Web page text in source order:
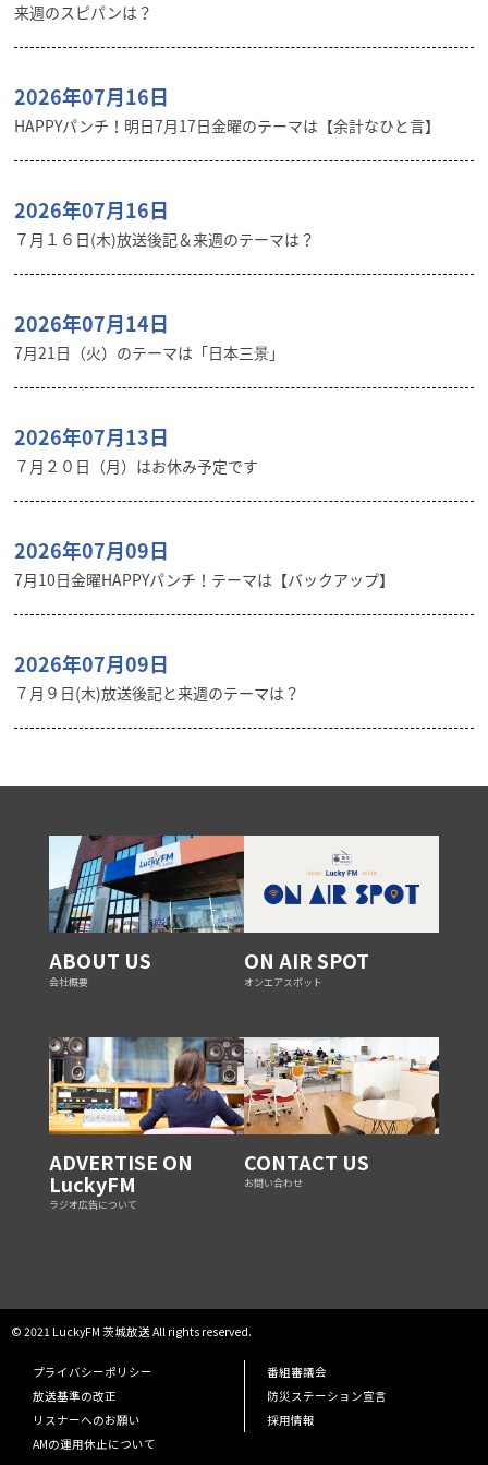
来週のスピパンは？
2026年07月16日
HAPPYパンチ！明日7月17日金曜のテーマは【余計なひと言】
2026年07月16日
７月１６日(木)放送後記＆来週のテーマは？
2026年07月14日
7月21日（火）のテーマは「日本三景」
2026年07月13日
７月２０日（月）はお休み予定です
2026年07月09日
7月10日金曜HAPPYパンチ！テーマは【バックアップ】
2026年07月09日
７月９日(木)放送後記と来週のテーマは？
ABOUT US
会社概要
ON AIR SPOT
オンエアスポット
ADVERTISE ON
LuckyFM
ラジオ広告について
CONTACT US
お問い合わせ
© 2021 LuckyFM 茨城放送 All rights reserved.
プライバシーポリシー
番組審議会
放送基準の改正
防災ステーション宣言
リスナーへのお願い
採用情報
AMの運用休止について